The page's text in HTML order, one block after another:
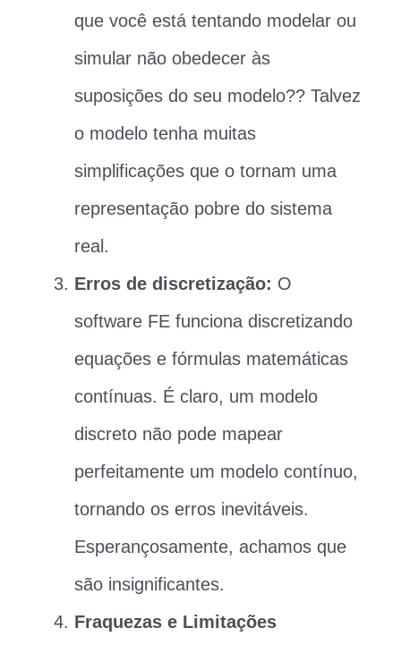
que você está tentando modelar ou
simular não obedecer às
suposições do seu modelo?? Talvez
o modelo tenha muitas
simplificações que o tornam uma
representação pobre do sistema
real.
Erros de discretização: O
software FE funciona discretizando
equações e fórmulas matemáticas
contínuas. É claro, um modelo
discreto não pode mapear
perfeitamente um modelo contínuo,
tornando os erros inevitáveis.
Esperançosamente, achamos que
são insignificantes.
Fraquezas e Limitações